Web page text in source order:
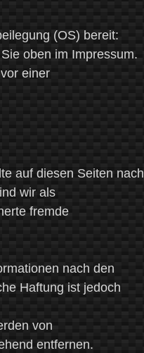
(OS) bereit:
oben im Impressum.
einer
auf diesen Seiten nach
wir als
fremde
nach den
Haftung ist jedoch
von
entfernen.